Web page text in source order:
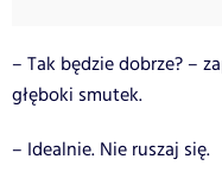
– Tak będzie dobrze? –
głęboki smutek.
– Idealnie. Nie ruszaj się.